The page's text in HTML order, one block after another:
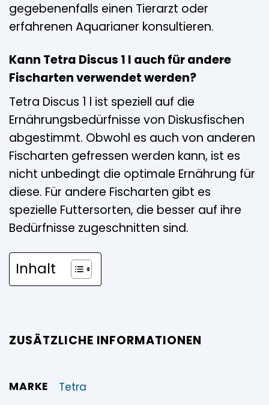
gegebenenfalls einen Tierarzt oder
erfahrenen Aquarianer konsultieren.
Kann Tetra Discus 1 l auch für andere
Fischarten verwendet werden?
Tetra Discus 1 l ist speziell auf die
Ernährungsbedürfnisse von Diskusfischen
abgestimmt. Obwohl es auch von anderen
Fischarten gefressen werden kann, ist es
nicht unbedingt die optimale Ernährung für
diese. Für andere Fischarten gibt es
spezielle Futtersorten, die besser auf ihre
Bedürfnisse zugeschnitten sind.
Inhalt
ZUSÄTZLICHE INFORMATIONEN
MARKE Tetra